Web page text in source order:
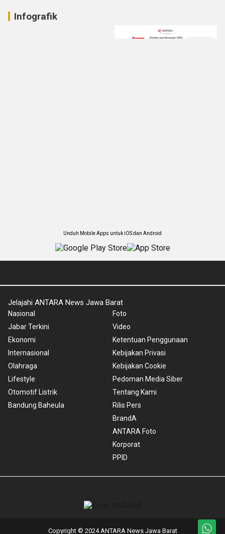
Infografik
Unduh Mobile Apps untuk iOS dan Android
Jelajahi ANTARA News Jawa Barat
Nasional
Jabar Terkini
Ekonomi
Internasional
Olahraga
Lifestyle
Otomotif Listrik
Bandung Baheula
Foto
Video
Ketentuan Penggunaan
Kebijakan Privasi
Kebijakan Cookie
Pedoman Media Siber
Tentang Kami
Rilis Pers
BrandA
ANTARA Foto
Korporat
PPID
Copyright © 2024 ANTARA News Jawa Barat